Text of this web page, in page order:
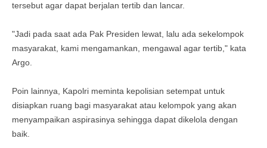
tersebut agar dapat berjalan tertib dan lancar.
"Jadi pada saat ada Pak Presiden lewat, lalu ada sekelompok
masyarakat, kami mengamankan, mengawal agar tertib," kata
Argo.
Poin lainnya, Kapolri meminta kepolisian setempat untuk
disiapkan ruang bagi masyarakat atau kelompok yang akan
menyampaikan aspirasinya sehingga dapat dikelola dengan
baik.